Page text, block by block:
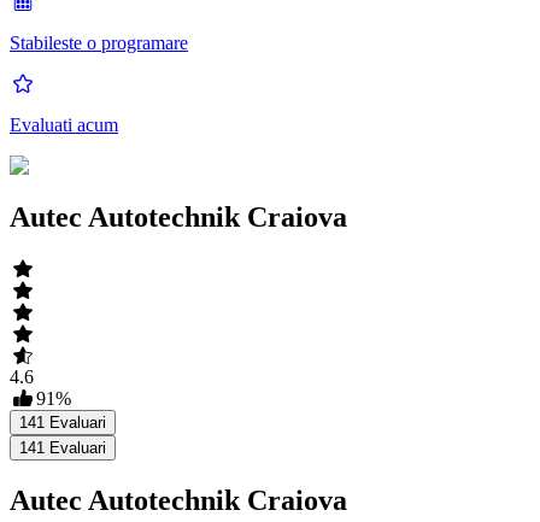
Stabileste o programare
Evaluati acum
Autec Autotechnik Craiova
4.6
91%
141 Evaluari
141 Evaluari
Autec Autotechnik Craiova